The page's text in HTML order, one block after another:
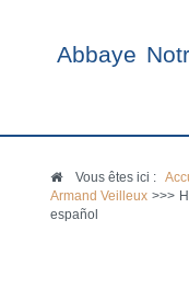
Abbaye
Vous êtes ici :
Armand Veilleux >>>
español